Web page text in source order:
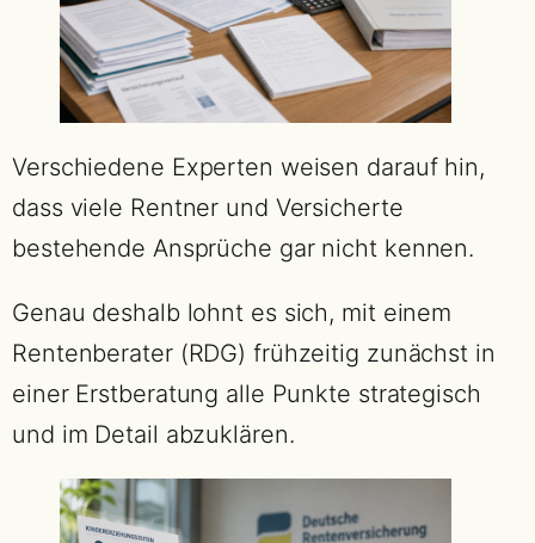
Verschiedene Experten weisen darauf hin,
dass viele Rentner und Versicherte
bestehende Ansprüche gar nicht kennen.
Genau deshalb lohnt es sich, mit einem
Rentenberater (RDG) frühzeitig zunächst in
einer Erstberatung alle Punkte strategisch
und im Detail abzuklären.